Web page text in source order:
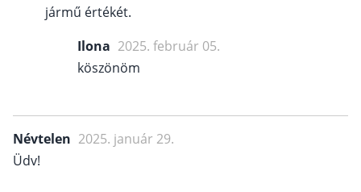
jármű értékét.
Ilona 2025. február 05.
köszönöm
Névtelen 2025. január 29.
Üdv!